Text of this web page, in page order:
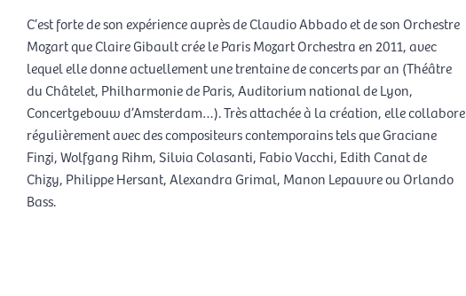
C’est forte de son expérience auprès de Claudio Abbado et de son Orchestre
Mozart que Claire Gibault crée le Paris Mozart Orchestra en 2011, avec
lequel elle donne actuellement une trentaine de concerts par an (Théâtre
du Châtelet, Philharmonie de Paris, Auditorium national de Lyon,
Concertgebouw d’Amsterdam…). Très attachée à la création, elle collabore
régulièrement avec des compositeurs contemporains tels que Graciane
Finzi, Wolfgang Rihm, Silvia Colasanti, Fabio Vacchi, Edith Canat de
Chizy, Philippe Hersant, Alexandra Grimal, Manon Lepauvre ou Orlando
Bass.